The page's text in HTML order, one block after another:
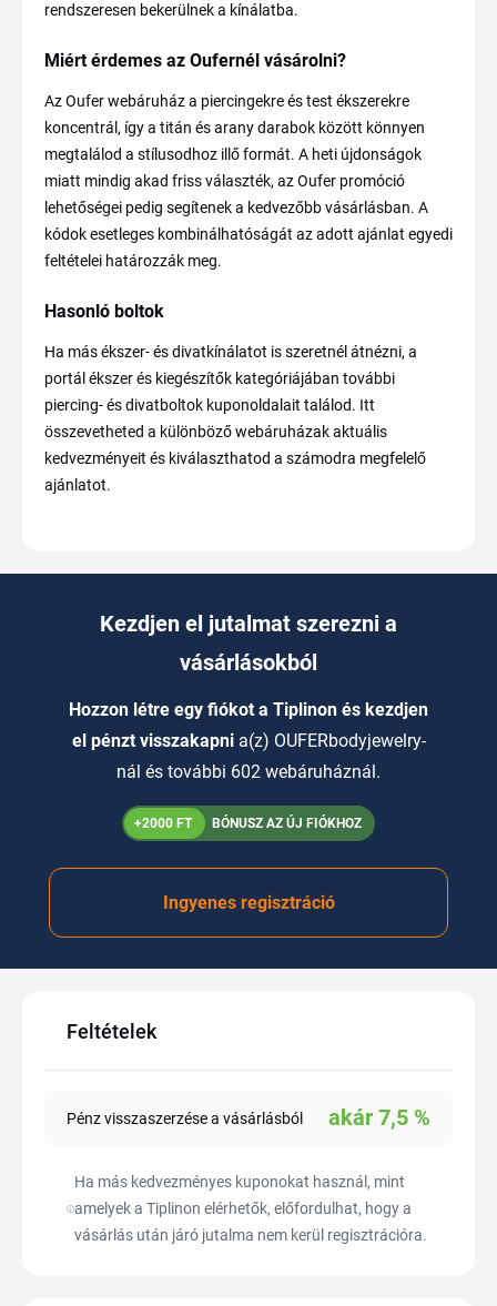
rendszeresen bekerülnek a kínálatba.
Miért érdemes az Oufernél vásárolni?
Az Oufer webáruház a piercingekre és test ékszerekre
koncentrál, így a titán és arany darabok között könnyen
megtalálod a stílusodhoz illő formát. A heti újdonságok
miatt mindig akad friss választék, az Oufer promóció
lehetőségei pedig segítenek a kedvezőbb vásárlásban. A
kódok esetleges kombinálhatóságát az adott ajánlat egyedi
feltételei határozzák meg.
Hasonló boltok
Ha más ékszer- és divatkínálatot is szeretnél átnézni, a
portál ékszer és kiegészítők kategóriájában további
piercing- és divatboltok kuponoldalait találod. Itt
összevetheted a különböző webáruházak aktuális
kedvezményeit és kiválaszthatod a számodra megfelelő
ajánlatot.
Kezdjen el jutalmat szerezni a
vásárlásokból
Hozzon létre egy fiókot a Tiplinon és kezdjen
el pénzt visszakapni a(z) OUFERbodyjewelry-
nál és további 602 webáruháznál.
+2000 FT BÓNUSZ AZ ÚJ FIÓKHOZ
Ingyenes regisztráció
Feltételek
Pénz visszaszerzése a vásárlásból akár 7,5 %
Ha más kedvezményes kuponokat használ, mint
amelyek a Tiplinon elérhetők, előfordulhat, hogy a
vásárlás után járó jutalma nem kerül regisztrációra.